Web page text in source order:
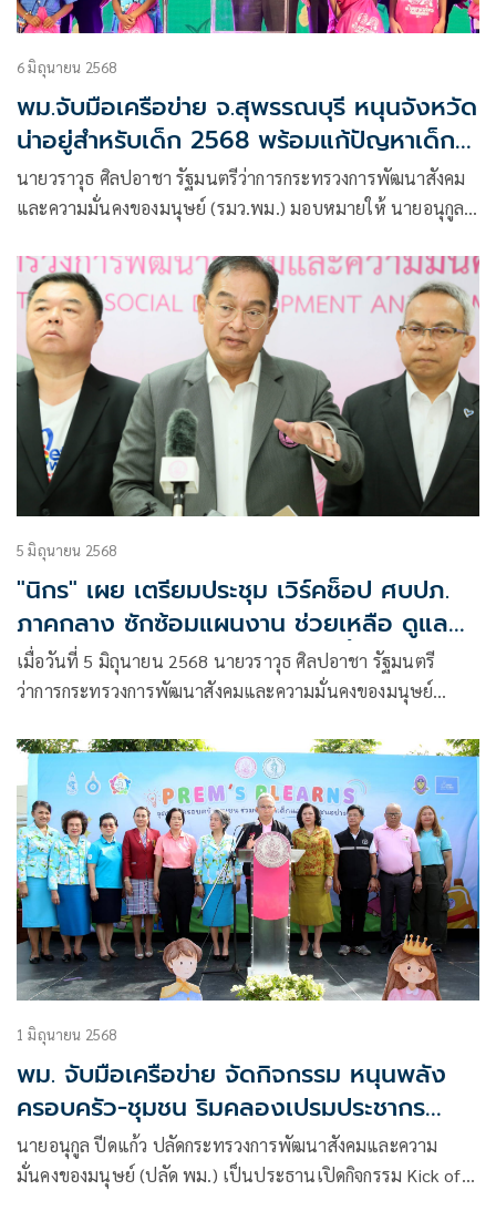
6 มิถุนายน 2568
พม.จับมือเครือข่าย จ.สุพรรณบุรี หนุนจังหวัด
น่าอยู่สำหรับเด็ก 2568 พร้อมแก้ปัญหาเด็ก
ออกนอกระบบ ‘Thailand Zero Dropout’
นายวราวุธ ศิลปอาชา รัฐมนตรีว่าการกระทรวงการพัฒนาสังคม
และความมั่นคงของมนุษย์ (รมว.พม.) มอบหมายให้ นายอนุกูล
เป็นประธานร่วมกับนายอุดม โปร่งฟ้า นายกองค์การบริหารส่วน
จังหวัดสุพรรณบุรี ในพิธีเปิดมหกรรมจังหวัดน่าอยู่สำหรับเด็ก
ประจำปี 2568 “เปิดเทอมใหม่ ส่งน้องไปเรียน ปีที่ 4 :
สุพรรณบุรี Zero Dropout”
5 มิถุนายน 2568
"นิกร" เผย เตรียมประชุม เวิร์คช็อป ศบปภ.
ภาคกลาง ซักซ้อมแผนงาน ช่วยเหลือ ดูแล
กลุ่มเปราะบาง รับมือภัยพิบัติฝนนี้
เมื่อวันที่ 5 มิถุนายน 2568 นายวราวุธ ศิลปอาชา รัฐมนตรี
ว่าการกระทรวงการพัฒนาสังคมและความมั่นคงของมนุษย์
1 มิถุนายน 2568
พม. จับมือเครือข่าย จัดกิจกรรม หนุนพลัง
ครอบครัว-ชุมชน ริมคลองเปรมประชากร
พัฒนาเด็ก เยาวชนยั่งยืน พร้อมแก้ปัญหา
เด็กหลุดระบบการศึกษา
นายอนุกูล ปีดแก้ว ปลัดกระทรวงการพัฒนาสังคมและความ
มั่นคงของมนุษย์ (ปลัด พม.) เป็นประธานเปิดกิจกรรม Kick off